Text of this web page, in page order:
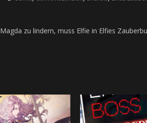
zu lindern, muss Elfie in Elfies